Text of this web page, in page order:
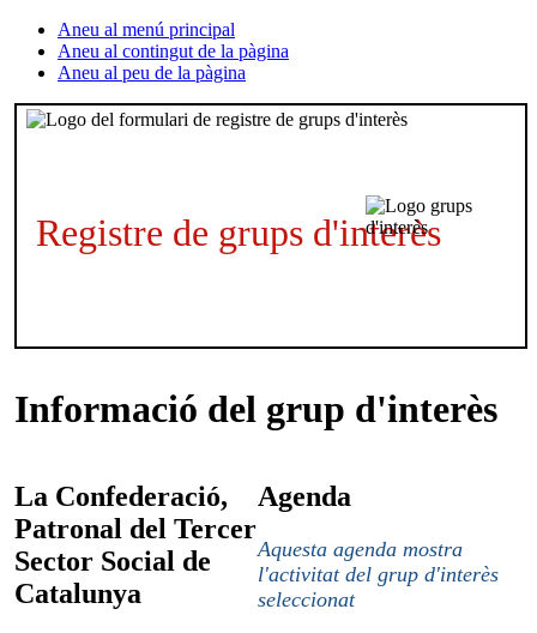
Aneu al menú principal
Aneu al contingut de la pàgina
Aneu al peu de la pàgina
Registre de grups d'interès
Informació del grup d'interès
La Confederació,
Patronal del Tercer
Sector Social de
Catalunya
Agenda
Aquesta agenda mostra
l'activitat del grup d'interès
seleccionat